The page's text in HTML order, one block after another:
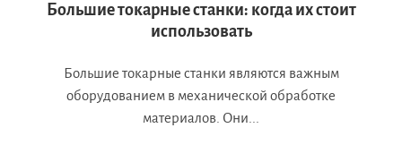
Большие токарные станки: когда их стоит
использовать
Большие токарные станки являются важным
оборудованием в механической обработке
материалов. Они...